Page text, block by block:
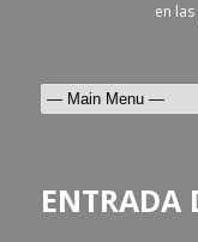
en
ENTRADA